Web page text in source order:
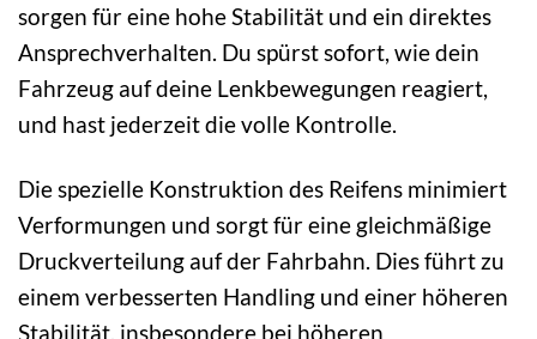
sorgen für eine hohe Stabilität und ein direktes
Ansprechverhalten. Du spürst sofort, wie dein
Fahrzeug auf deine Lenkbewegungen reagiert,
und hast jederzeit die volle Kontrolle.
Die spezielle Konstruktion des Reifens minimiert
Verformungen und sorgt für eine gleichmäßige
Druckverteilung auf der Fahrbahn. Dies führt zu
einem verbesserten Handling und einer höheren
Stabilität, insbesondere bei höheren